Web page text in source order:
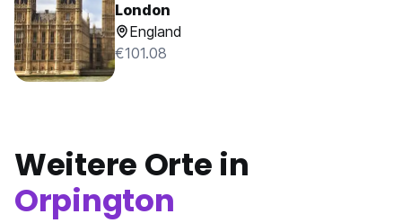
London
England
€101.08
Weitere Orte in
Orpington